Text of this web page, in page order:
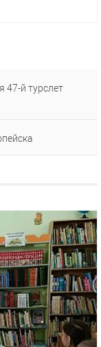
47-й турслет